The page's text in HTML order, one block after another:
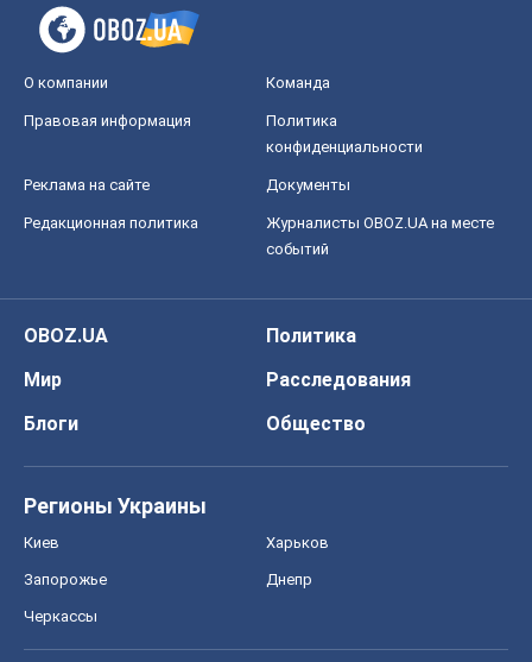
О компании Команда
Правовая информация
Политика
конфиденциальности
Реклама на сайте Документы
Редакционная политика
Журналисты OBOZ.UA на месте
событий
OBOZ.UA
Политика
Мир
Расследования
Блоги
Общество
Регионы Украины
Киев Харьков
Запорожье Днепр
Черкассы